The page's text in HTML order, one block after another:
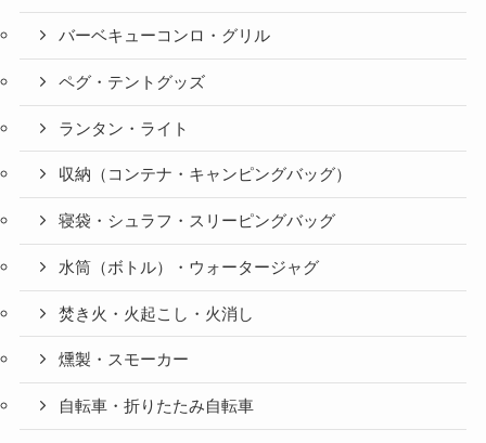
バーベキューコンロ・グリル
ペグ・テントグッズ
ランタン・ライト
収納（コンテナ・キャンピングバッグ）
寝袋・シュラフ・スリーピングバッグ
水筒（ボトル）・ウォータージャグ
焚き火・火起こし・火消し
燻製・スモーカー
自転車・折りたたみ自転車